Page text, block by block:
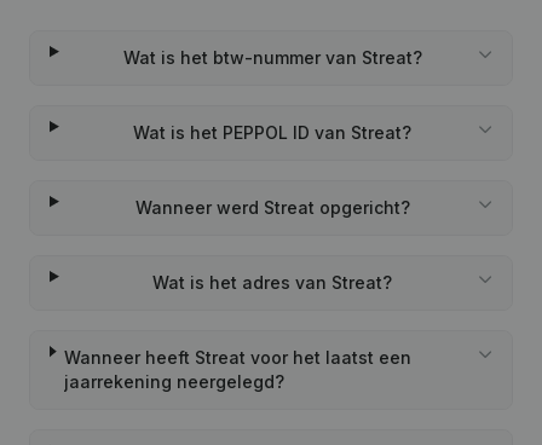
Wat is het btw-nummer van Streat?
Wat is het PEPPOL ID van Streat?
Wanneer werd Streat opgericht?
Wat is het adres van Streat?
Wanneer heeft Streat voor het laatst een
jaarrekening neergelegd?